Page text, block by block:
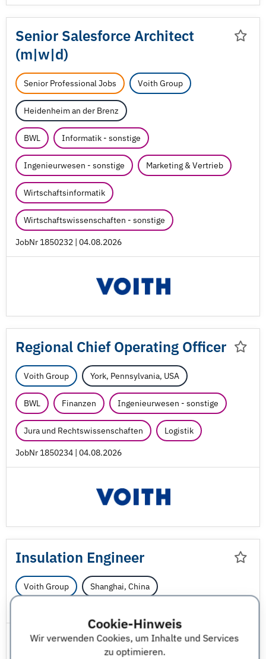
Cookie-Hinweis
Wir verwenden Cookies, um Inhalte und Services
zu optimieren.
Senior Salesforce Architect
(m|w|d)
Senior Professional Jobs Voith Group
Heidenheim an der Brenz
BWL Informatik - sonstige
Ingenieurwesen - sonstige Marketing & Vertrieb
Wirtschaftsinformatik
Wirtschaftswissenschaften - sonstige
JobNr 1850232 | 04.08.2026
Regional Chief Operating Officer
Voith Group York, Pennsylvania, USA
BWL Finanzen Ingenieurwesen - sonstige
Jura und Rechtswissenschaften Logistik
JobNr 1850234 | 04.08.2026
Insulation Engineer
Voith Group Shanghai, China